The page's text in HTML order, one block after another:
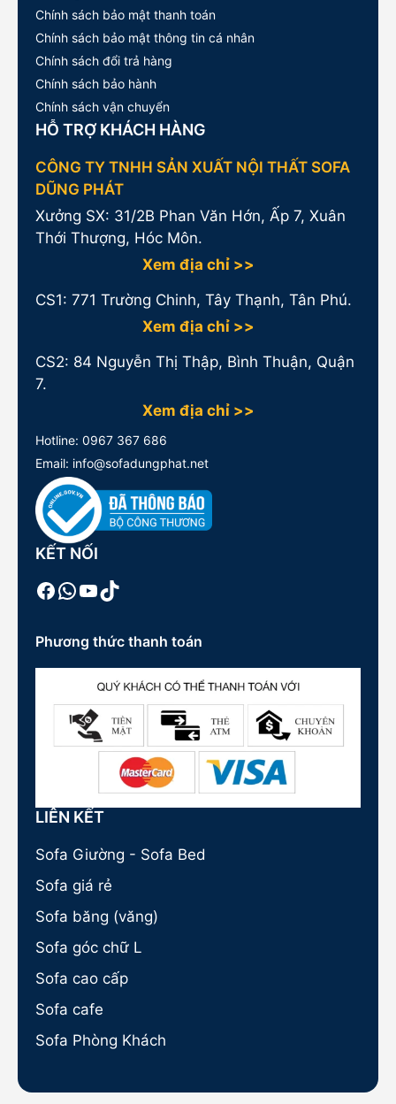
Chính sách bảo mật thanh toán
Chính sách bảo mật thông tin cá nhân
Chính sách đổi trả hàng
Chính sách bảo hành
Chính sách vận chuyển
HỖ TRỢ KHÁCH HÀNG
CÔNG TY TNHH SẢN XUẤT NỘI THẤT SOFA
DŨNG PHÁT
Xưởng SX: 31/2B Phan Văn Hớn, Ấp 7, Xuân
Thới Thượng, Hóc Môn.
Xem địa chỉ >>
CS1: 771 Trường Chinh, Tây Thạnh, Tân Phú.
Xem địa chỉ >>
CS2: 84 Nguyễn Thị Thập, Bình Thuận, Quận
7.
Xem địa chỉ >>
Hotline: 0967 367 686
Email: info@sofadungphat.net
KẾT NỐI
Facebook
WhatsApp
Youtube
TikTok
Phương thức thanh toán
LIÊN KẾT
Sofa Giường - Sofa Bed
Sofa giá rẻ
Sofa băng (văng)
Sofa góc chữ L
Sofa cao cấp
Sofa cafe
Sofa Phòng Khách